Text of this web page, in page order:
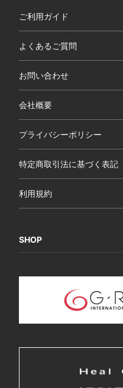
ご利用ガイド
よくあるご質問
お問い合わせ
会社概要
プライバシーポリシー
特定商取引法に基づく表記
利用規約
SHOP